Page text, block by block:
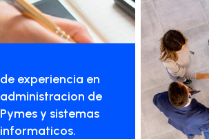
de experiencia en
administracion de
Pymes y sistemas
informaticos.